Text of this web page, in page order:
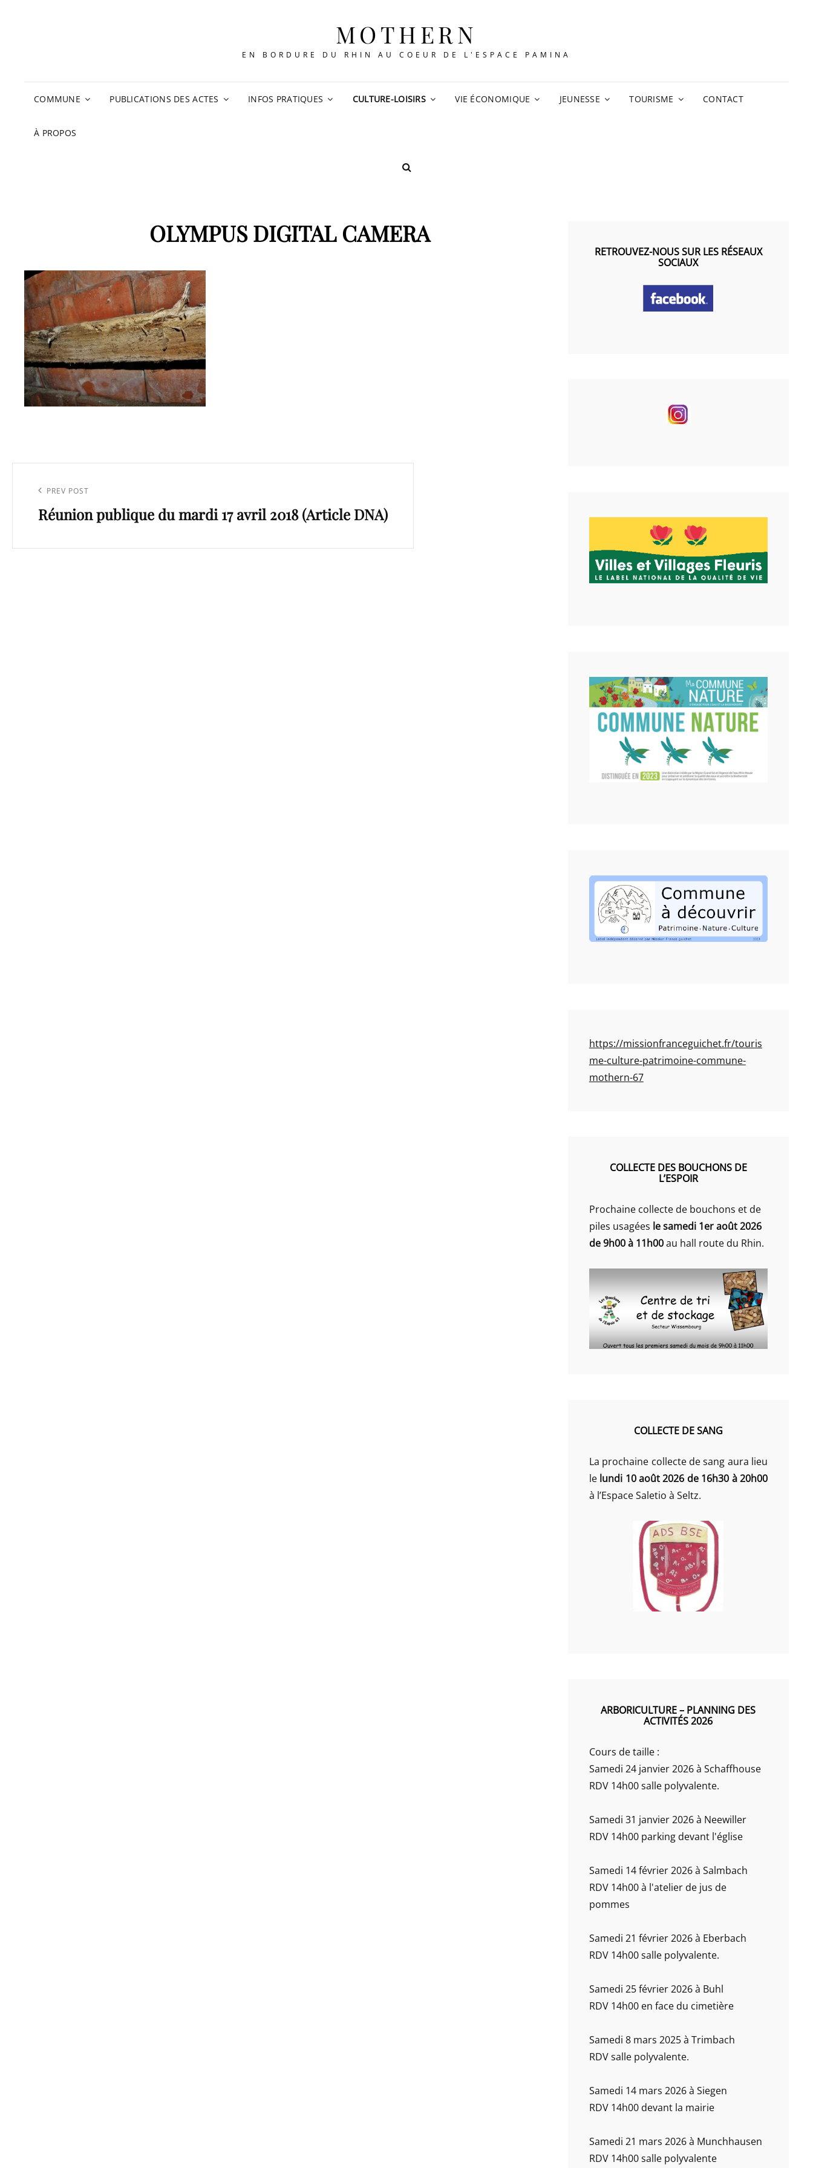
MOTHERN
EN BORDURE DU RHIN AU COEUR DE L'ESPACE PAMINA
COMMUNE PUBLICATIONS DES ACTES INFOS PRATIQUES CULTURE-LOISIRS VIE ÉCONOMIQUE JEUNESSE TOURISME CONTACT
À PROPOS
SEARCH
OLYMPUS DIGITAL CAMERA
l’article
Previous
Post
PREV POST
Réunion publique du mardi 17 avril 2018 (Article DNA)
RETROUVEZ-NOUS SUR LES RÉSEAUX
SOCIAUX
https://missionfranceguichet.fr/touris
me-culture-patrimoine-commune-
mothern-67
COLLECTE DES BOUCHONS DE
L’ESPOIR
Prochaine collecte de bouchons et de
piles usagées le samedi 1er août 2026
de 9h00 à 11h00au hall route du Rhin.
COLLECTE DE SANG
La prochaine collecte de sang aura lieu
le lundi 10 août 2026 de 16h30 à 20h00
à l’Espace Saletio à Seltz.
ARBORICULTURE – PLANNING DES
ACTIVITÉS 2026
Cours de taille :
Samedi 24 janvier 2026 à Schaffhouse
RDV 14h00 salle polyvalente.
Samedi 31 janvier 2026 à Neewiller
RDV 14h00 parking devant l'église
Samedi 14 février 2026 à Salmbach
RDV 14h00 à l'atelier de jus de
pommes
Samedi 21 février 2026 à Eberbach
RDV 14h00 salle polyvalente.
Samedi 25 février 2026 à Buhl
RDV 14h00 en face du cimetière
Samedi 8 mars 2025 à Trimbach
RDV salle polyvalente.
Samedi 14 mars 2026 à Siegen
RDV 14h00 devant la mairie
Samedi 21 mars 2026 à Munchhausen
RDV 14h00 salle polyvalente